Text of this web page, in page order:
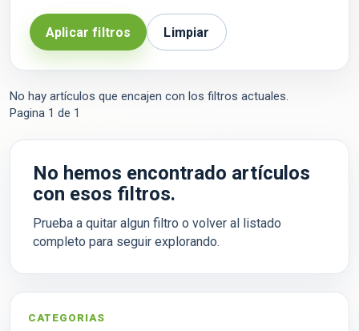
Aplicar filtros Limpiar
No hay artículos que encajen con los filtros actuales.
Pagina 1 de 1
No hemos encontrado artículos
con esos filtros.
Prueba a quitar algun filtro o volver al listado
completo para seguir explorando.
CATEGORIAS